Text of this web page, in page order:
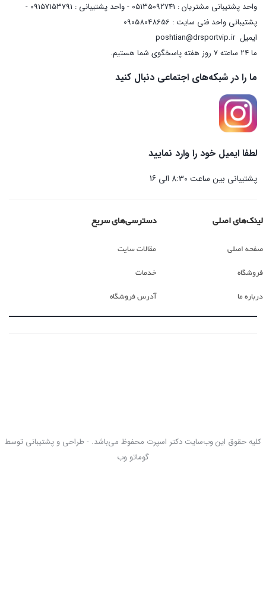
واحد پشتیبانی مشتریان : 05135092741 - واحد پشتیبانی : 09157153791 -
پشتیبانی واحد فنی سایت : 09058048656
ایمیلposhtian@drsportvip.ir
ما 24 ساعته 7 روز هفته پاسخگوی شما هستیم.
ما را در شبکه‌های اجتماعی دنبال کنید
لطفا ایمیل خود را وارد نمایید
پشتیبانی بین ساعت 8:30 الی 16
لینک‌های اصلی
صفحه اصلی
فروشگاه
درباره ما
دسترسی‌های سریع
مقالات سایت
خدمات
آدرس فروشگاه
کلیه حقوق این وب‌سایت دکتر اسپرت محفوظ می‌باشد. - طراحی و پشتیبانی توسط
گوماتو وب